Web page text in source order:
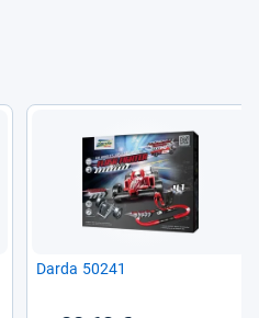
Darda 50241